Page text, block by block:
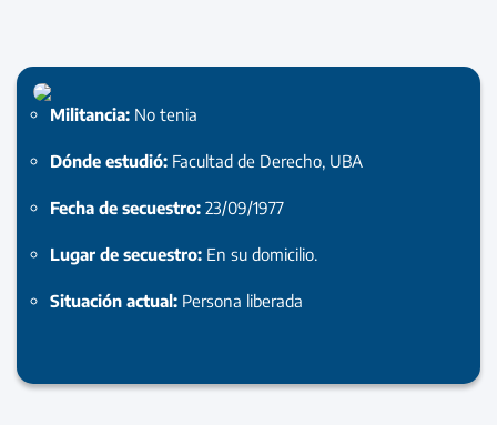
Militancia: No tenia
Dónde estudió: Facultad de Derecho, UBA
Fecha de secuestro: 23/09/1977
Lugar de secuestro: En su domicilio.
Situación actual: Persona liberada